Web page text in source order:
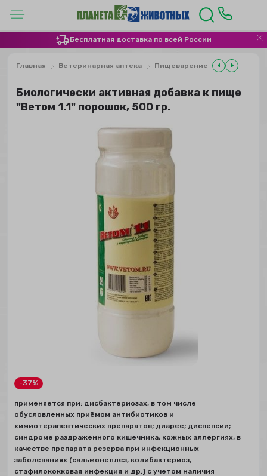
Бесплатная доставка по всей России
Главная Ветеринарная аптека Пищеварение
Биологически активная добавка к пище
"Ветом 1.1" порошок, 500 гр.
-37%
применяется при: дисбактериозах, в том числе
обусловленных приёмом антибиотиков и
химиотерапевтических препаратов; диарее; диспепсии;
синдроме раздраженного кишечника; кожных аллергиях; в
качестве препарата резерва при инфекционных
заболеваниях (сальмонеллез, колибактериоз,
стафилококковая инфекция и др.) с учетом наличия